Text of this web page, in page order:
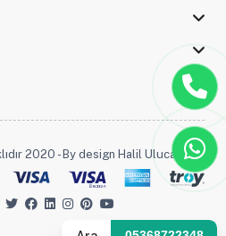
2020 - By design Halil Ulucak